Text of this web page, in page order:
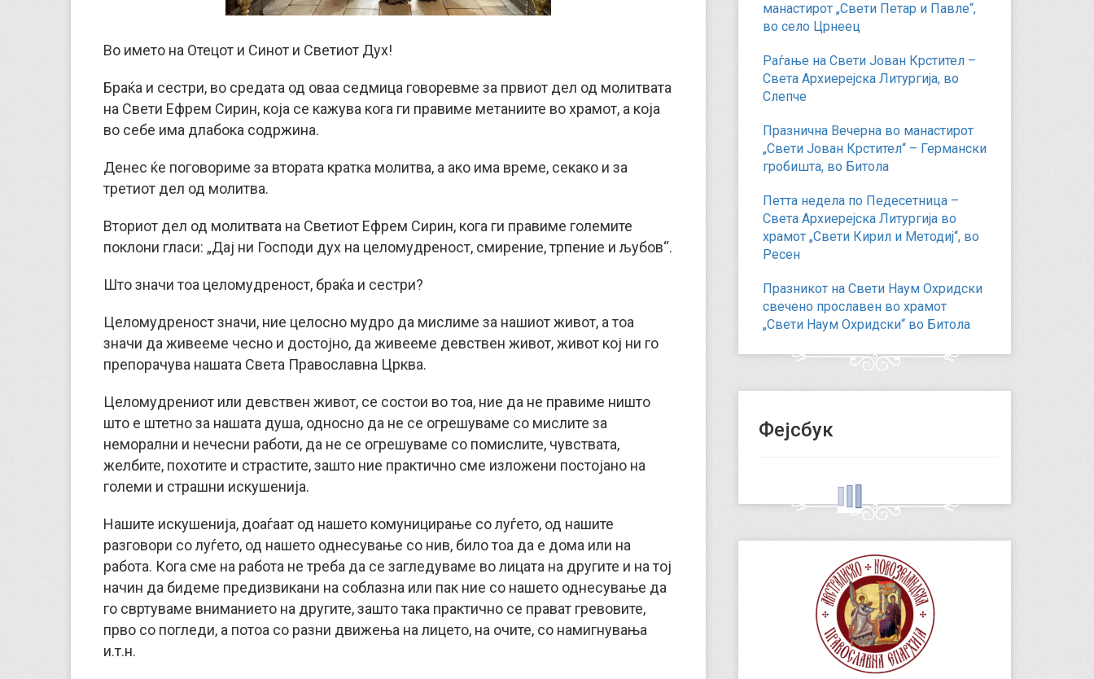
Во името на Отецот и Синот и Светиот Дух!
Браќа и сестри, во средата од оваа седмица говоревме за првиот дел од молитвата
на Свети Ефрем Сирин, која се кажува кога ги правиме метаниите во храмот, а која
во себе има длабока содржина.
Денес ќе поговориме за втората кратка молитва, а ако има време, секако и за
третиот дел од молитва.
Вториот дел од молитвата на Светиот Ефрем Сирин, кога ги правиме големите
поклони гласи: „Дај ни Господи дух на целомудреност, смирение, трпение и љубов“.
Што значи тоа целомудреност, браќа и сестри?
Целомудреност значи, ние целосно мудро да мислиме за нашиот живот, а тоа
значи да живееме чесно и достојно, да живееме девствен живот, живот кој ни го
препорачува нашата Света Православна Црква.
Целомудрениот или девствен живот, се состои во тоа, ние да не правиме ништо
што е штетно за нашата душа, односно да не се огрешуваме со мислите за
неморални и нечесни работи, да не се огрешуваме со помислите, чувствата,
желбите, похотите и страстите, зашто ние практично сме изложени постојано на
големи и страшни искушенија.
Нашите искушенија, доаѓаат од нашето комуницирање со луѓето, од нашите
разговори со луѓето, од нашето однесување со нив, било тоа да е дома или на
работа. Кога сме на работа не треба да се загледуваме во лицата на другите и на тој
начин да бидеме предизвикани на соблазна или пак ние со нашето однесување да
го свртуваме вниманието на другите, зашто така практично се прават гревовите,
прво со погледи, а потоа со разни движења на лицето, на очите, со намигнувања
и.т.н.
манастирот „Свети Петар и Павле“,
во село Црнеец
Раѓање на Свети Јован Крстител –
Света Архиерејска Литургија, во
Слепче
Празнична Вечерна во манастирот
„Свети Јован Крстител“ – Германски
гробишта, во Битола
Петта недела по Педесетница –
Света Архиерејска Литургија во
храмот „Свети Кирил и Методиј“, во
Ресен
Празникот на Свети Наум Охридски
свечено прославен во храмот
„Свети Наум Охридски“ во Битола
Фејсбук